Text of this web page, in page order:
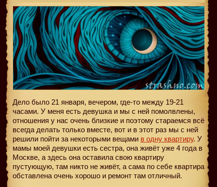
Дело было 21 января, вечером, где-то между 19-21
часами. У меня есть девушка и мы с ней помолвлены,
отношения у нас очень близкие и поэтому стараемся всё
всегда делать только вместе, вот и в этот раз мы с ней
решили пойти за некоторыми вещами в одну квартиру. У
мамы моей девушки есть сестра, она живёт уже 4 года в
Москве, а здесь она оставила свою квартиру
пустующую, там никто не живёт, а сама по себе квартира
обставлена очень хорошо и ремонт там отличный.